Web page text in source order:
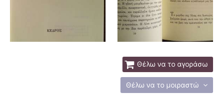
Θέλω να το αγοράσω
Θέλω να το μοιραστώ